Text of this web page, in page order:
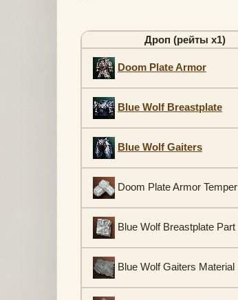
Дроп (рейты х1)
Doom Plate Armor
Blue Wolf Breastplate
Blue Wolf Gaiters
Doom Plate Armor Temper
Blue Wolf Breastplate Part
Blue Wolf Gaiters Material